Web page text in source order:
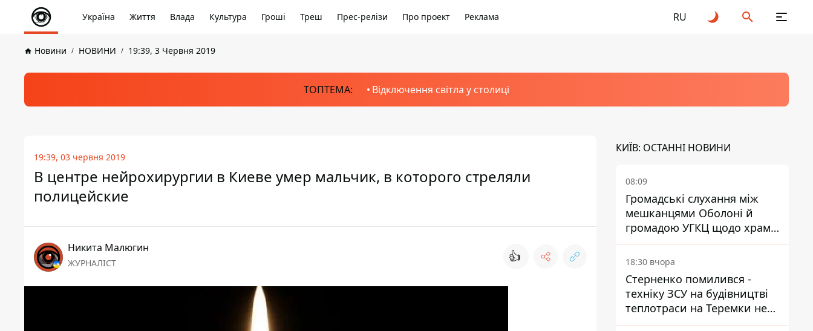
Україна Життя Влада Культура Гроші Треш Прес-релізи Про проект Реклама RU
Новини НОВИНИ 19:39, 3 Червня 2019
ТОПТЕМА: Відключення світла у столиці
19:39, 03 червня 2019
В центре нейрохирургии в Киеве умер мальчик, в которого стреляли
полицейские
Никита Малюгин
ЖУРНАЛІСТ 👍
КИЇВ: ОСТАННІ НОВИНИ
08:09
Громадські слухання між
мешканцями Оболоні й
громадою УГКЦ щодо храму
зірвалися
18:30 вчора
Стерненко помилився -
техніку ЗСУ на будівництві
теплотраси на Теремки не
задіяли